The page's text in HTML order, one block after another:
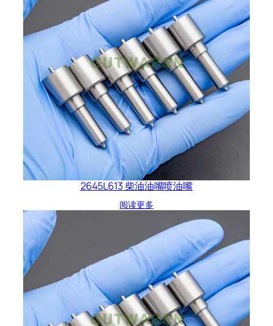
2645L613 柴油油嘴喷油嘴
阅读更多